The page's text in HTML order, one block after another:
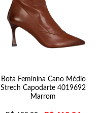
Bota Feminina Cano Médio
Strech Capodarte 4019692
Marrom